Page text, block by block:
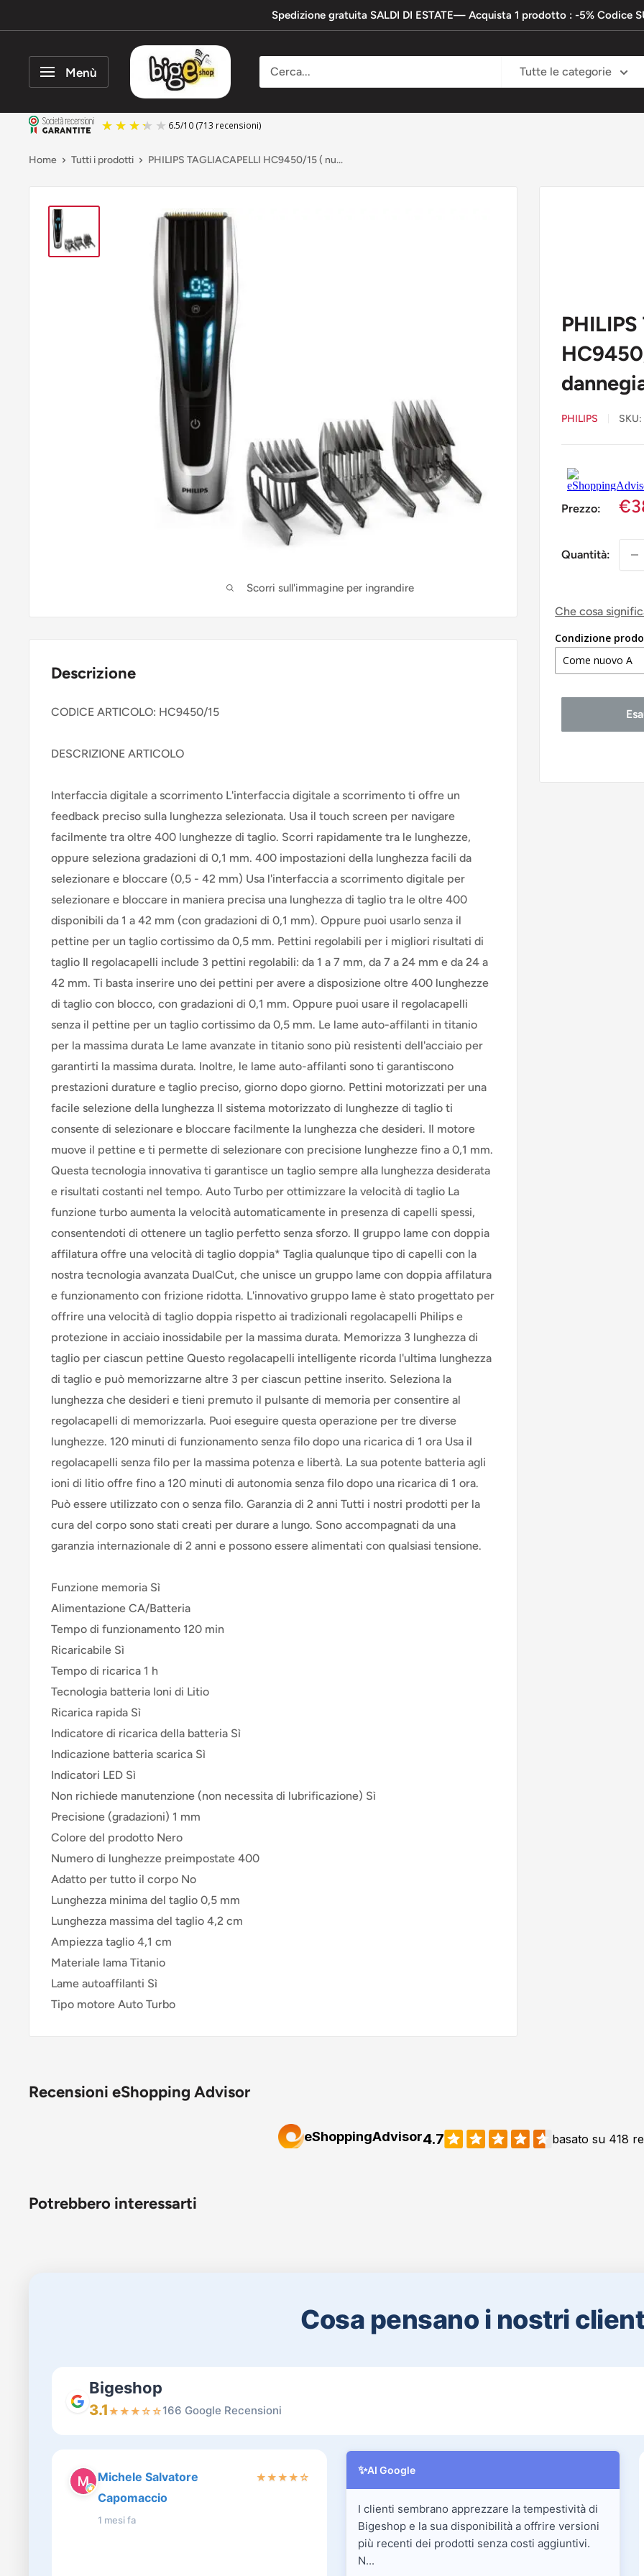
al
Spedizione gratuita SALDI DI ESTATE— Acquista 1 prodotto : -5% Codice
Menù
bigeshop
Tutte le categorie
Home Tutti i prodotti PHILIPS TAGLIACAPELLI HC9450/15 ( nu...
Scorri sull'immagine per ingrandire
PHILIPS SKU:
Prezzo:
Quantità:
Che cosa
Condizione
Come nuovo A
Descrizione
CODICE ARTICOLO: HC9450/15
DESCRIZIONE ARTICOLO
Interfaccia digitale a scorrimento L'interfaccia digitale a scorrimento ti offre un
feedback preciso sulla lunghezza selezionata. Usa il touch screen per navigare
facilmente tra oltre 400 lunghezze di taglio. Scorri rapidamente tra le lunghezze,
oppure seleziona gradazioni di 0,1 mm. 400 impostazioni della lunghezza facili da
selezionare e bloccare (0,5 - 42 mm) Usa l'interfaccia a scorrimento digitale per
selezionare e bloccare in maniera precisa una lunghezza di taglio tra le oltre 400
disponibili da 1 a 42 mm (con gradazioni di 0,1 mm). Oppure puoi usarlo senza il
pettine per un taglio cortissimo da 0,5 mm. Pettini regolabili per i migliori risultati di
taglio Il regolacapelli include 3 pettini regolabili: da 1 a 7 mm, da 7 a 24 mm e da 24 a
42 mm. Ti basta inserire uno dei pettini per avere a disposizione oltre 400 lunghezze
di taglio con blocco, con gradazioni di 0,1 mm. Oppure puoi usare il regolacapelli
senza il pettine per un taglio cortissimo da 0,5 mm. Le lame auto-affilanti in titanio
per la massima durata Le lame avanzate in titanio sono più resistenti dell'acciaio per
garantirti la massima durata. Inoltre, le lame auto-affilanti sono ti garantiscono
prestazioni durature e taglio preciso, giorno dopo giorno. Pettini motorizzati per una
facile selezione della lunghezza Il sistema motorizzato di lunghezze di taglio ti
consente di selezionare e bloccare facilmente la lunghezza che desideri. Il motore
muove il pettine e ti permette di selezionare con precisione lunghezze fino a 0,1 mm.
Questa tecnologia innovativa ti garantisce un taglio sempre alla lunghezza desiderata
e risultati costanti nel tempo. Auto Turbo per ottimizzare la velocità di taglio La
funzione turbo aumenta la velocità automaticamente in presenza di capelli spessi,
consentendoti di ottenere un taglio perfetto senza sforzo. Il gruppo lame con doppia
affilatura offre una velocità di taglio doppia* Taglia qualunque tipo di capelli con la
nostra tecnologia avanzata DualCut, che unisce un gruppo lame con doppia affilatura
e funzionamento con frizione ridotta. L'innovativo gruppo lame è stato progettato per
offrire una velocità di taglio doppia rispetto ai tradizionali regolacapelli Philips e
protezione in acciaio inossidabile per la massima durata. Memorizza 3 lunghezza di
taglio per ciascun pettine Questo regolacapelli intelligente ricorda l'ultima lunghezza
di taglio e può memorizzarne altre 3 per ciascun pettine inserito. Seleziona la
lunghezza che desideri e tieni premuto il pulsante di memoria per consentire al
regolacapelli di memorizzarla. Puoi eseguire questa operazione per tre diverse
lunghezze. 120 minuti di funzionamento senza filo dopo una ricarica di 1 ora Usa il
regolacapelli senza filo per la massima potenza e libertà. La sua potente batteria agli
ioni di litio offre fino a 120 minuti di autonomia senza filo dopo una ricarica di 1 ora.
Può essere utilizzato con o senza filo. Garanzia di 2 anni Tutti i nostri prodotti per la
cura del corpo sono stati creati per durare a lungo. Sono accompagnati da una
garanzia internazionale di 2 anni e possono essere alimentati con qualsiasi tensione.
Funzione memoria Sì
Alimentazione CA/Batteria
Tempo di funzionamento 120 min
Ricaricabile Sì
Tempo di ricarica 1 h
Tecnologia batteria Ioni di Litio
Ricarica rapida Sì
Indicatore di ricarica della batteria Sì
Indicazione batteria scarica Sì
Indicatori LED Sì
Non richiede manutenzione (non necessita di lubrificazione) Sì
Precisione (gradazioni) 1 mm
Colore del prodotto Nero
Numero di lunghezze preimpostate 400
Adatto per tutto il corpo No
Lunghezza minima del taglio 0,5 mm
Lunghezza massima del taglio 4,2 cm
Ampiezza taglio 4,1 cm
Materiale lama Titanio
Lame autoaffilanti Sì
Tipo motore Auto Turbo
Recensioni eShopping Advisor
Potrebbero interessarti
Cosa pensano i nostri
Bigeshop
3.1★★★☆☆166 Google Recensioni
Michele Salvatore
Capomaccio
1 mesi fa
★★★★☆
✨AI Google
I clienti sembrano apprezzare la tempestività di
Bigeshop e la sua disponibilità a offrire versioni
più recenti dei prodotti senza costi aggiuntivi.
N...